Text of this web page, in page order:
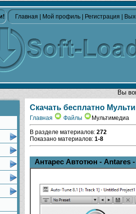
Главная Мой профиль Регистрация
Вы
Скачать бесплатно
Главная Файлы Мультимедиа
В разделе материалов: 272
Показано материалов: 1-8
Антарес Автотюн - Antares -